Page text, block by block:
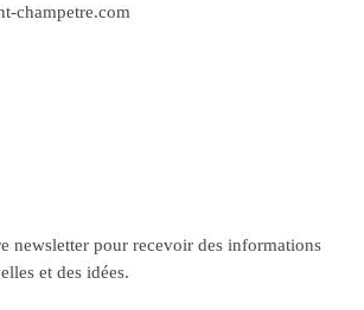
champetre.com
newsletter pour recevoir des informations
et des idées.